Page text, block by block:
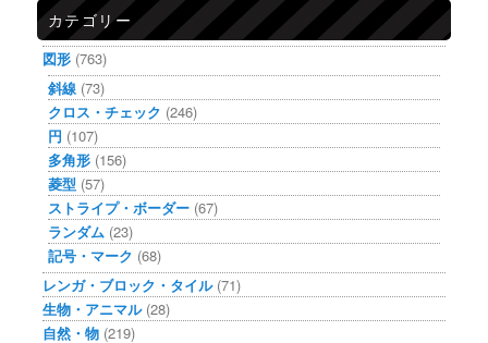
カテゴリー
図形 (763)
斜線 (73)
クロス・チェック (246)
円 (107)
多角形 (156)
菱型 (57)
ストライプ・ボーダー (67)
ランダム (23)
記号・マーク (68)
レンガ・ブロック・タイル(71)
生物・アニマル(28)
自然・物 (219)